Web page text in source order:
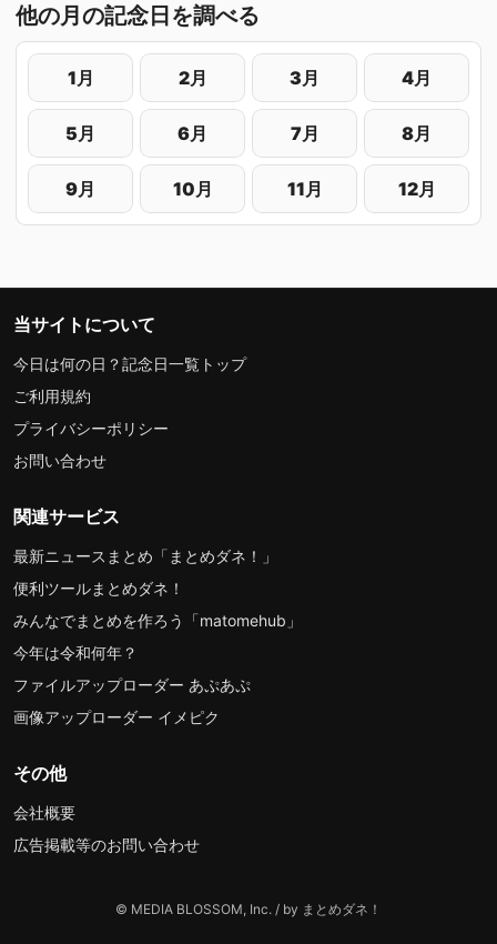
他の月の記念日を調べる
1月 2月 3月 4月
5月 6月 7月 8月
9月 10月 11月 12月
当サイトについて
今日は何の日？記念日一覧トップ
ご利用規約
プライバシーポリシー
お問い合わせ
関連サービス
最新ニュースまとめ「まとめダネ！」
便利ツールまとめダネ！
みんなでまとめを作ろう「matomehub」
今年は令和何年？
ファイルアップローダー あぷあぷ
画像アップローダー イメピク
その他
会社概要
広告掲載等のお問い合わせ
© MEDIA BLOSSOM, Inc. / by まとめダネ！